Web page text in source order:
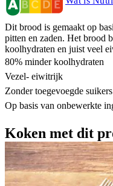
Dit brood is gemaakt op
pitten en zaden. Het brood
koolhydraten en juist veel
80% minder koolhydraten
Vezel- eiwitrijk
Zonder toegevoegde suikers
Op basis van onbewerkte
Koken met dit